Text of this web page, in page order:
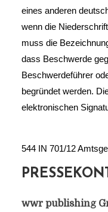
eines anderen
wenn die
muss die
dass Beschwerde
Beschwerdeführer
begründet werden.
elektronischen
544 IN 701/12
wwr publishing